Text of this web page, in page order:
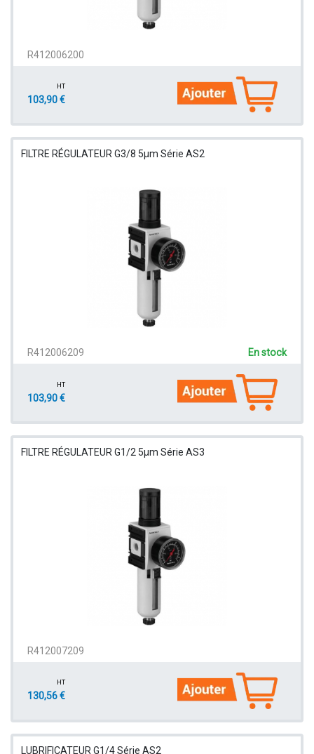
R412006200
HT
103,90 €
FILTRE RÉGULATEUR G3/8 5µm Série AS2
R412006209 En stock
HT
103,90 €
FILTRE RÉGULATEUR G1/2 5µm Série AS3
R412007209
HT
130,56 €
LUBRIFICATEUR G1/4 Série AS2